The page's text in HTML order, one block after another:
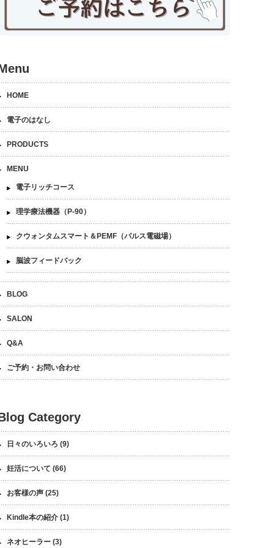
HOME
電子のはなし
PRODUCTS
MENU
電子リッチコース
理学療法機器（P-90）
クウォンタムスマート＆PEMF（パルス電磁場）
脳波フィードバック
BLOG
SALON
Q&A
ご予約・お問い合わせ
Category
日々のいろいろ (9)
妊活について (66)
お客様の声 (25)
Kindle本の紹介 (1)
ネオヒーラー (3)